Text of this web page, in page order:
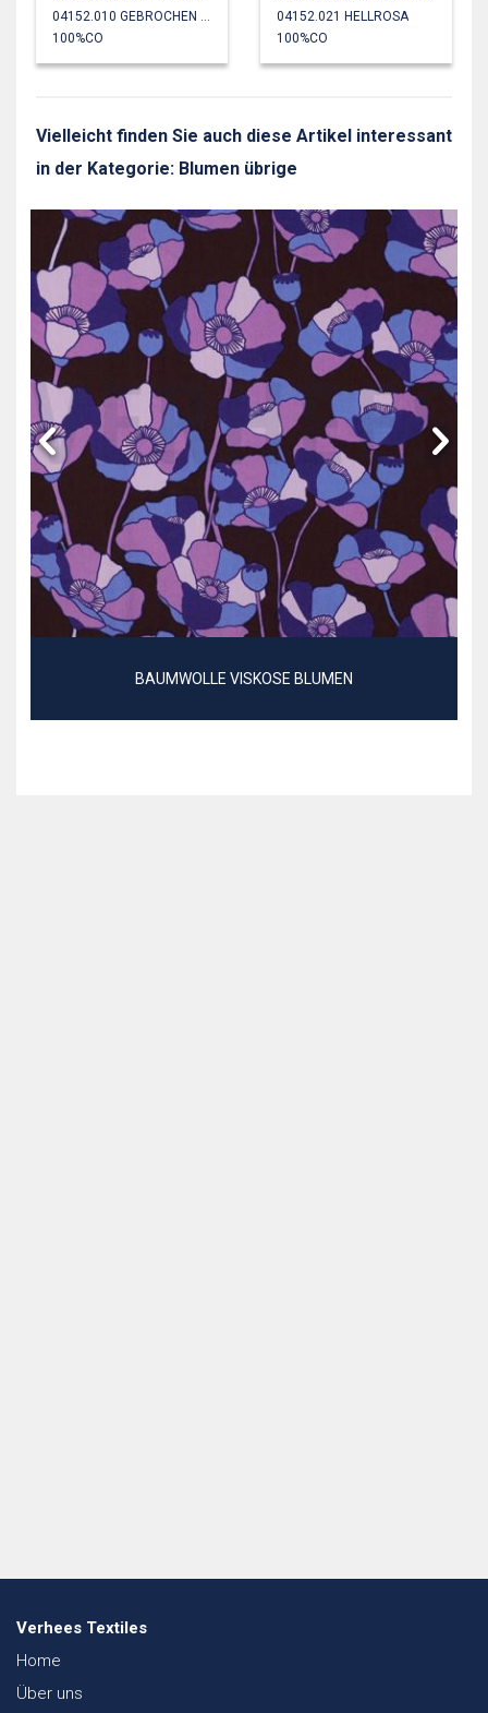
100%CO
04152.021 HELLROSA
100%CO
Vielleicht finden Sie auch diese Artikel interessant
in der Kategorie: Blumen übrige
BAUMWOLLE VISKOSE BLUMEN
Verhees Textiles
Home
Über uns